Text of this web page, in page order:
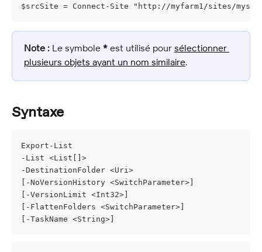
$srcSite = Connect-Site "http://myfarm1/sites/
Note : Le symbole * est utilisé pour sélectionner
plusieurs objets ayant un nom similaire.
Syntaxe
Export-List
-List <List[]>
-DestinationFolder <Uri>
[-NoVersionHistory <SwitchParameter>]
[-VersionLimit <Int32>]
[-FlattenFolders <SwitchParameter>]
[-TaskName <String>]